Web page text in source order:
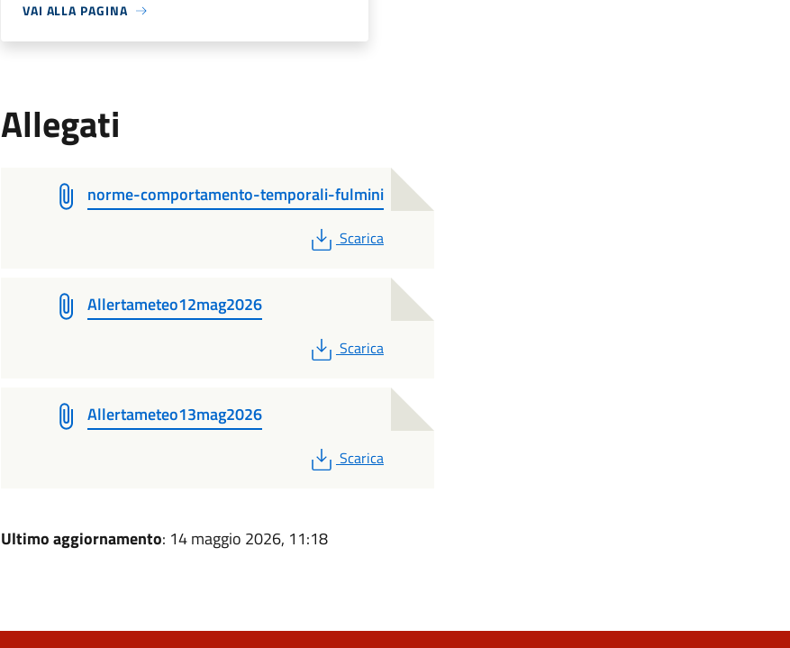
VAI ALLA PAGINA
Allegati
norme-comportamento-temporali-fulmini
PDF
Scarica
Allertameteo12mag2026
PDF
Scarica
Allertameteo13mag2026
PDF
Scarica
Ultimo aggiornamento: 14 maggio 2026, 11:18